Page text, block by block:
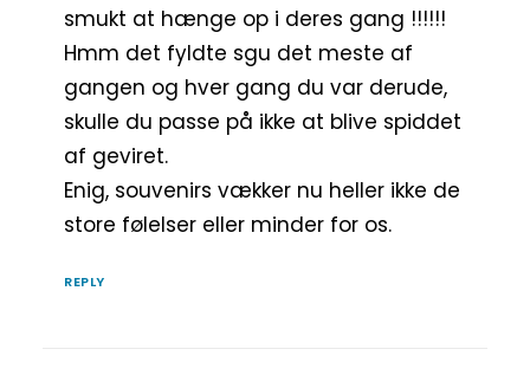
smukt at hænge op i deres gang !!!!!!
Hmm det fyldte sgu det meste af
gangen og hver gang du var derude,
skulle du passe på ikke at blive spiddet
af geviret.
Enig, souvenirs vækker nu heller ikke de
store følelser eller minder for os.
REPLY